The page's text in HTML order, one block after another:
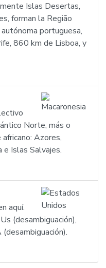
Islas Desertas,
forman la Região
portuguesa,
860 km de Lisboa, y
Norte, más o
Azores,
e Islas Salvajes.
aquí.
(desambiguación),